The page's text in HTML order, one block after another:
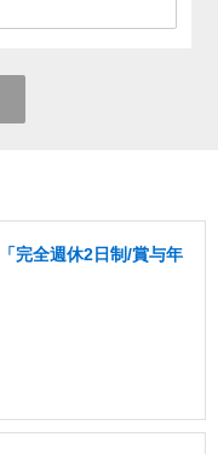
完全週休2日制/賞与年